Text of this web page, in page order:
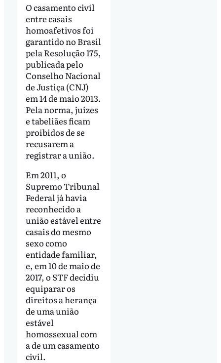
O casamento civil
entre casais
homoafetivos foi
garantido no Brasil
pela Resolução 175,
publicada pelo
Conselho Nacional
de Justiça (CNJ)
em 14 de maio 2013.
Pela norma, juízes
e tabeliães ficam
proibidos de se
recusarem a
registrar a união.
Em 2011, o
Supremo Tribunal
Federal já havia
reconhecido a
união estável entre
casais do mesmo
sexo como
entidade familiar,
e, em 10 de maio de
2017, o STF decidiu
equiparar os
direitos a herança
de uma união
estável
homossexual com
a de um casamento
civil.